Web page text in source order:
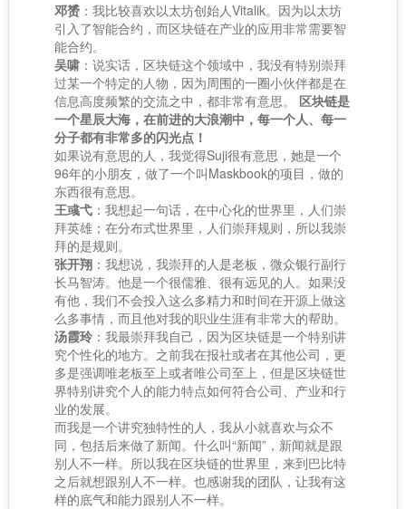
邓赟：我比较喜欢以太坊创始人Vitalik。因为以太坊
引入了智能合约，而区块链在产业的应用非常需要智
能合约。
吴啸：说实话，区块链这个领域中，我没有特别崇拜
过某一个特定的人物，因为周围的一圈小伙伴都是在
信息高度频繁的交流之中，都非常有意思。 区块链是
一个星辰大海，在前进的大浪潮中，每一个人、每一
分子都有非常多的闪光点！
如果说有意思的人，我觉得Suji很有意思，她是一个
96年的小朋友，做了一个叫Maskbook的项目，做的
东西很有意思。
王彧弋：我想起一句话，在中心化的世界里，人们崇
拜英雄；在分布式世界里，人们崇拜规则，所以我崇
拜的是规则。
张开翔：我想说，我崇拜的人是老板，微众银行副行
长马智涛。他是一个很儒雅、很有远见的人。如果没
有他，我们不会投入这么多精力和时间在开源上做这
么多事情，而且他对我的职业生涯有非常大的帮助。
汤霞玲：我最崇拜我自己，因为区块链是一个特别讲
究个性化的地方。之前我在报社或者在其他公司，更
多是强调唯老板至上或者唯公司至上，但是区块链世
界特别讲究个人的能力特点如何符合公司、产业和行
业的发展。
而我是一个讲究独特性的人，我从小就喜欢与众不
同，包括后来做了新闻。什么叫“新闻”，新闻就是跟
别人不一样。所以我在区块链的世界里，来到巴比特
之后就想跟别人不一样。也感谢我的团队，让我有这
样的底气和能力跟别人不一样。